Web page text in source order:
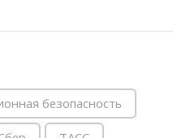
безопасность